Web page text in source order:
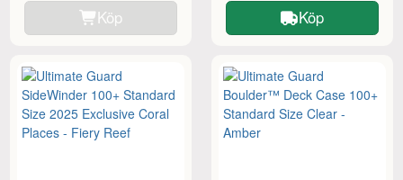
Köp Köp